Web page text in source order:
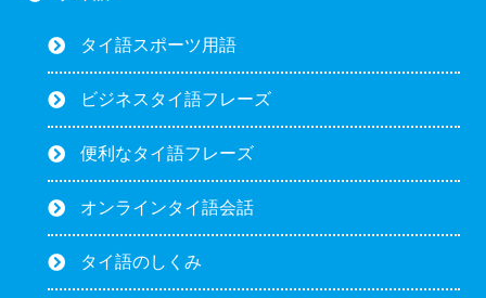
タイ語スポーツ用語
ビジネスタイ語フレーズ
便利なタイ語フレーズ
オンラインタイ語会話
タイ語のしくみ